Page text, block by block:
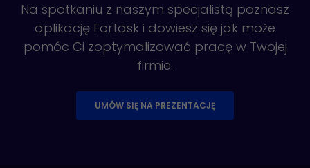
Na spotkaniu z naszym specjalistą poznasz
aplikację Fortask i dowiesz się jak może
pomóc Ci zoptymalizować pracę w Twojej
firmie.
UMÓW SIĘ NA PREZENTACJĘ